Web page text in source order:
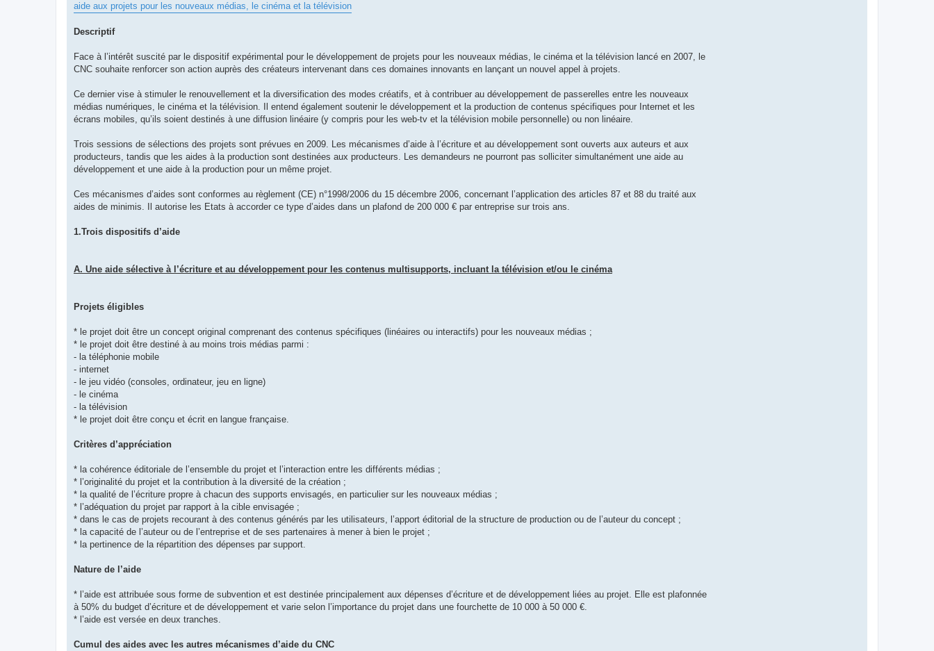
aide aux projets pour les nouveaux médias, le cinéma et la télévision
Descriptif
Face à l’intérêt suscité par le dispositif expérimental pour le développement de projets pour les nouveaux médias, le cinéma et la télévision lancé en 2007, le
CNC souhaite renforcer son action auprès des créateurs intervenant dans ces domaines innovants en lançant un nouvel appel à projets.
Ce dernier vise à stimuler le renouvellement et la diversification des modes créatifs, et à contribuer au développement de passerelles entre les nouveaux
médias numériques, le cinéma et la télévision. Il entend également soutenir le développement et la production de contenus spécifiques pour Internet et les
écrans mobiles, qu’ils soient destinés à une diffusion linéaire (y compris pour les web-tv et la télévision mobile personnelle) ou non linéaire.
Trois sessions de sélections des projets sont prévues en 2009. Les mécanismes d’aide à l’écriture et au développement sont ouverts aux auteurs et aux
producteurs, tandis que les aides à la production sont destinées aux producteurs. Les demandeurs ne pourront pas solliciter simultanément une aide au
développement et une aide à la production pour un même projet.
Ces mécanismes d’aides sont conformes au règlement (CE) n°1998/2006 du 15 décembre 2006, concernant l’application des articles 87 et 88 du traité aux
aides de minimis. Il autorise les Etats à accorder ce type d’aides dans un plafond de 200 000 € par entreprise sur trois ans.
1.Trois dispositifs d’aide
A. Une aide sélective à l’écriture et au développement pour les contenus multisupports, incluant la télévision et/ou le cinéma
Projets éligibles
* le projet doit être un concept original comprenant des contenus spécifiques (linéaires ou interactifs) pour les nouveaux médias ;
* le projet doit être destiné à au moins trois médias parmi :
- la téléphonie mobile
- internet
- le jeu vidéo (consoles, ordinateur, jeu en ligne)
- le cinéma
- la télévision
* le projet doit être conçu et écrit en langue française.
Critères d’appréciation
* la cohérence éditoriale de l’ensemble du projet et l’interaction entre les différents médias ;
* l’originalité du projet et la contribution à la diversité de la création ;
* la qualité de l’écriture propre à chacun des supports envisagés, en particulier sur les nouveaux médias ;
* l’adéquation du projet par rapport à la cible envisagée ;
* dans le cas de projets recourant à des contenus générés par les utilisateurs, l’apport éditorial de la structure de production ou de l’auteur du concept ;
* la capacité de l’auteur ou de l’entreprise et de ses partenaires à mener à bien le projet ;
* la pertinence de la répartition des dépenses par support.
Nature de l’aide
* l’aide est attribuée sous forme de subvention et est destinée principalement aux dépenses d’écriture et de développement liées au projet. Elle est plafonnée
à 50% du budget d’écriture et de développement et varie selon l’importance du projet dans une fourchette de 10 000 à 50 000 €.
* l’aide est versée en deux tranches.
Cumul des aides avec les autres mécanismes d’aide du CNC